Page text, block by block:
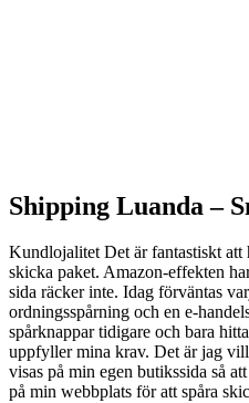
Shipping Luanda –
Kundlojalitet Det är fantastiskt att
skicka paket. Amazon-effekten
sida räcker inte. Idag förväntas
ordningsspårning och en e-
spårknappar tidigare och bara
uppfyller mina krav. Det är jag
visas på min egen butikssida så
på min webbplats för att spåra